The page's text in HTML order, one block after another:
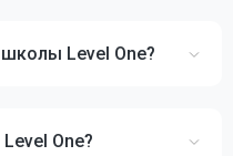
Level One?
One?